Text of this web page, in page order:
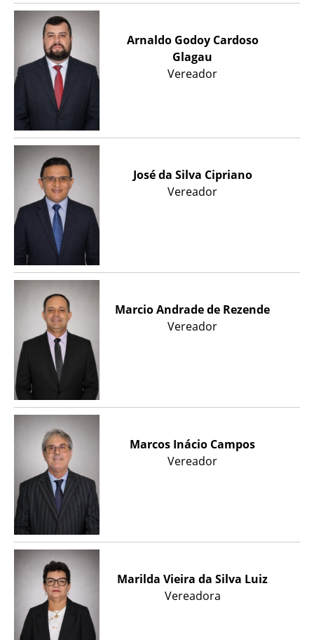
Arnaldo Godoy Cardoso
Glagau
Vereador
José da Silva Cipriano
Vereador
Marcio Andrade de Rezende
Vereador
Marcos Inácio Campos
Vereador
Marilda Vieira da Silva Luiz
Vereadora